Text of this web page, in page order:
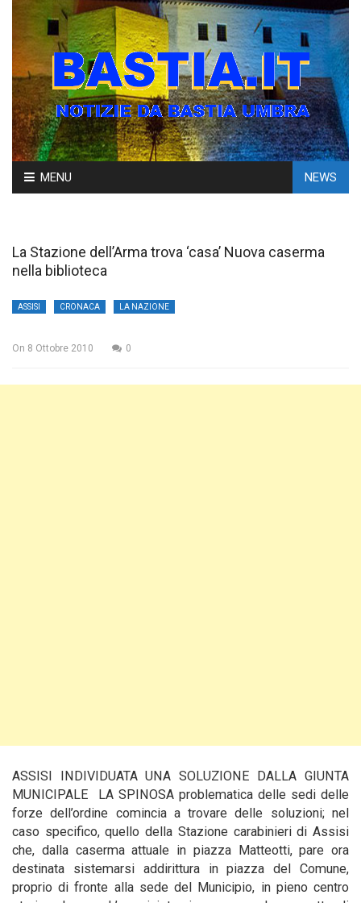
Skip
to
MENU NEWS
La Stazione dell’Arma trova ‘casa’ Nuova caserma
nella biblioteca
ASSISI CRONACA LA NAZIONE
On 8 Ottobre 2010 0
ASSISI INDIVIDUATA UNA SOLUZIONE DALLA GIUNTA
MUNICIPALE LA SPINOSA problematica delle sedi delle
forze dell’ordine comincia a trovare delle soluzioni; nel
caso specifico, quello della Stazione carabinieri di Assisi
che, dalla caserma attuale in piazza Matteotti, pare ora
destinata sistemarsi addirittura in piazza del Comune,
proprio di fronte alla sede del Municipio, in pieno centro